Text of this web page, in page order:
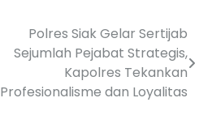
Polres Siak Gelar Sertijab
Sejumlah Pejabat Strategis,
Kapolres Tekankan
Profesionalisme dan Loyalitas